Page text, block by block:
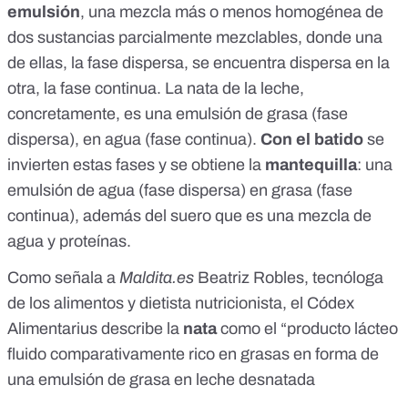
emulsión, una mezcla más o menos homogénea de
dos sustancias parcialmente mezclables, donde una
de ellas, la fase dispersa, se encuentra dispersa en la
otra, la fase continua. La nata de la leche,
concretamente, es una emulsión de grasa (fase
dispersa), en agua (fase continua). Con el batido se
invierten estas fases y se obtiene la mantequilla: una
emulsión de agua (fase dispersa) en grasa (fase
continua), además del suero que es una mezcla de
agua y proteínas.
Como señala a Maldita.es Beatriz Robles, tecnóloga
de los alimentos y dietista nutricionista, el Códex
Alimentarius describe la natacomo el “producto lácteo
fluido comparativamente rico en grasas en forma de
una emulsión de grasa en leche desnatada